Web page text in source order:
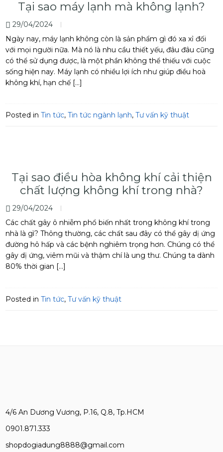
Tại sao máy lạnh mà không lạnh?
29/04/2024
Ngày nay, máy lạnh không còn là sản phẩm gì đó xa xỉ đối
với mọi người nữa. Mà nó là nhu cầu thiết yếu, đâu đâu cũng
có thể sử dụng được, là một phần không thể thiếu với cuộc
sống hiện nay. Máy lạnh có nhiều lợi ích như giúp điều hoà
không khí, hạn chế […]
Posted in Tin tức, Tin tức ngành lạnh, Tư vấn kỹ thuật
Tại sao điều hòa không khí cải thiện
chất lượng không khí trong nhà?
29/04/2024
Các chất gây ô nhiễm phổ biến nhất trong không khí trong
nhà là gì? Thông thường, các chất sau đây có thể gây dị ứng
đường hô hấp và các bệnh nghiêm trọng hơn. Chúng có thể
gây dị ứng, viêm mũi và thậm chí là ung thư. Chúng ta dành
80% thời gian […]
Posted in Tin tức, Tư vấn kỹ thuật
4/6 An Dương Vương, P.16, Q.8, Tp.HCM
0901.871.333
shopdogiadung8888@gmail.com